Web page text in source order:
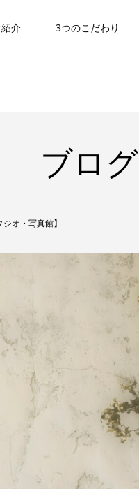
介 3つのこだわり
ブログ
オ・写真館】